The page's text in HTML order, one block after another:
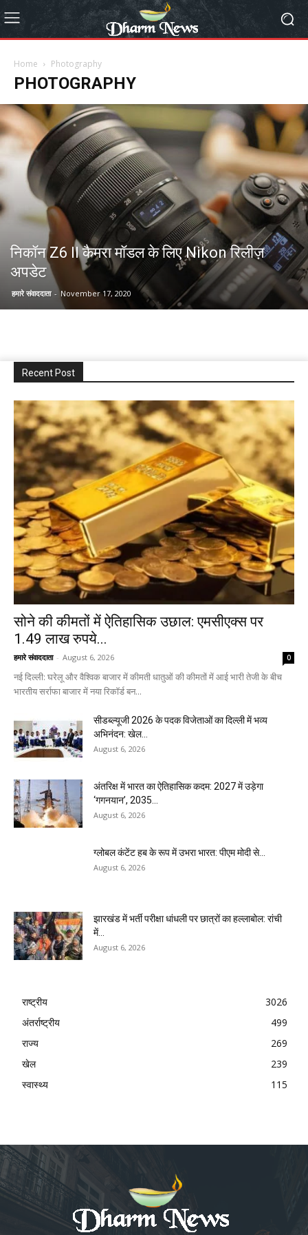
Home Photography
PHOTOGRAPHY
निकॉन Z6 II कैमरा मॉडल के लिए Nikon रिलीज़
अपडेट
हमारे संवाददाता - November 17, 2020
Recent Post
सोने की कीमतों में ऐतिहासिक उछाल: एमसीएक्स पर
1.49 लाख रुपये...
हमारे संवाददाता - August 6, 2026 0
नई दिल्ली: घरेलू और वैश्विक बाजार में कीमती धातुओं की कीमतों में आई भारी तेजी के बीच
भारतीय सर्राफा बाजार में नया रिकॉर्ड बन...
सीडब्ल्यूजी 2026 के पदक विजेताओं का दिल्ली में भव्य
अभिनंदन: खेल...
August 6, 2026
अंतरिक्ष में भारत का ऐतिहासिक कदम: 2027 में उड़ेगा
‘गगनयान’, 2035...
August 6, 2026
ग्लोबल कंटेंट हब के रूप में उभरा भारत: पीएम मोदी से...
August 6, 2026
झारखंड में भर्ती परीक्षा धांधली पर छात्रों का हल्लाबोल: रांची
में...
August 6, 2026
राष्ट्रीय
3026
अंतर्राष्ट्रीय
499
राज्य
269
खेल
239
स्वास्थ्य
115